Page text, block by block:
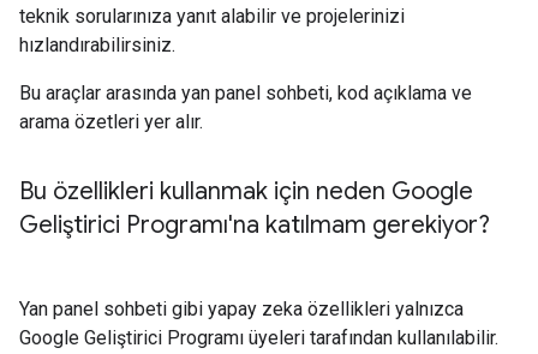
teknik sorularınıza yanıt alabilir ve projelerinizi
hızlandırabilirsiniz.
Bu araçlar arasında yan panel sohbeti, kod açıklama ve
arama özetleri yer alır.
Bu özellikleri kullanmak için neden Google
Geliştirici Programı'na katılmam gerekiyor?
Yan panel sohbeti gibi yapay zeka özellikleri yalnızca
Google Geliştirici Programı üyeleri tarafından kullanılabilir.